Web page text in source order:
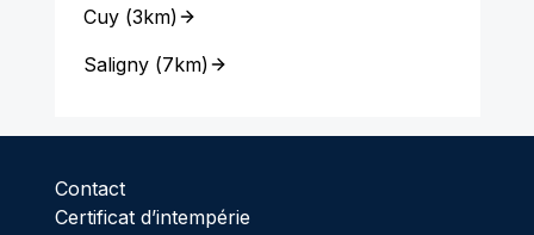
Cuy(3km)
Saligny(7km)
Contact
Certificat d’intempérie